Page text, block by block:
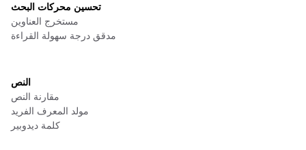
تحسين محركات البحث
مستخرج العناوين
مدقق درجة سهولة القراءة
النص
مقارنة النص
مولد المعرف الفريد
كلمة ديدوبير